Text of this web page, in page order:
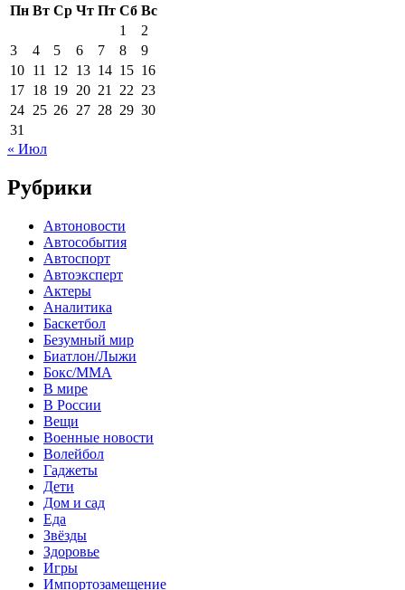
Пн Вт Ср Чт Пт Сб Вс
1
2
3
4 5 6 7 8
9
10 11 12 13 14 15 16
17 18 19 20 21 22 23
24 25 26 27 28 29 30
31
« Июл
Рубрики
Автоновости
Автособытия
Автоспорт
Автоэксперт
Актеры
Аналитика
Баскетбол
Безумный мир
Биатлон/Лыжи
Бокс/MMA
В мире
В России
Вещи
Военные новости
Волейбол
Гаджеты
Дети
Дом и сад
Еда
Звёзды
Здоровье
Игры
Импортозамещение